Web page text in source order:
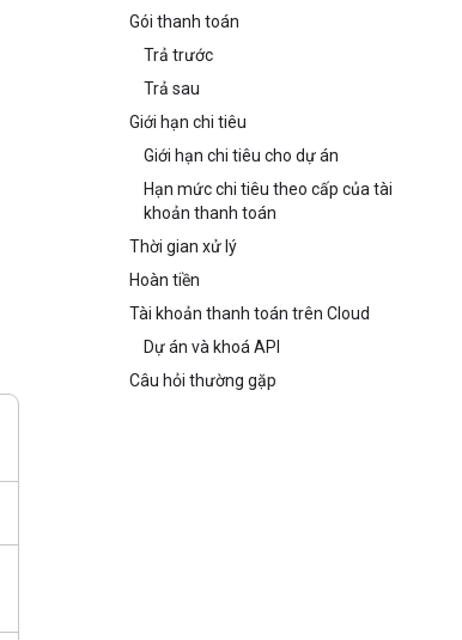
Gói thanh toán
Trả trước
Trả sau
Giới hạn chi tiêu
Giới hạn chi tiêu cho dự án
Hạn mức chi tiêu theo cấp của tài
khoản thanh toán
Thời gian xử lý
Hoàn tiền
Tài khoản thanh toán trên Cloud
Dự án và khoá API
Câu hỏi thường gặp